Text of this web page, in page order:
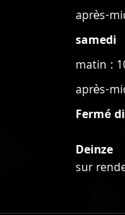
après-
samedi
matin :
après-
Fermé
Deinze
sur